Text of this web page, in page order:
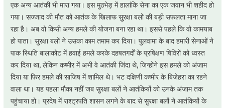
एक अन्य आतंकी भी मारा गया। इस मुठभेड़ में हालांकि सेना का एक जवान भी शहीद हो
गया। सज्जाद की मौत को आतंक के खिलाफ सुुरक्षा बलों की बड़ी सफलता माना जा
रहा है। अब वो किसी अन्य हमले की योजना बना रहा था। इससे पहले कि वो कामयाब
हो पाता। सुरक्षा बलों ने उसका काम तमाम कर दिया। पुलवामा के बाद हमारी सेनाओं ने
पाक स्थिति बालाकोट में हवाई हमले करके दहषतगर्दों के प्रषिक्षण षिविरों को ध्वस्त
कर दिया था, लेकिन कष्मीर में अभी वे आतंकी जिंदा थे, जिन्होंने इस हमले को अंजाम
दिया या फिर हमले की साजिष में शामिल थे। भट दक्षिणी कष्मीर के बिजेहरा का रहने
वाला था। यह पहला मौका नहीं जब सुरक्षा बलों ने आतंकियों को उनके अंजाम तक
पहुंचाया हो। प्रदेष में राश्ट्रपति शासन लगने के बाद से सुरक्षा बलों ने आतंकियों के